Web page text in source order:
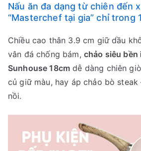
Nấu ăn đa dạng từ chiên đến
“Masterchef tại gia” chỉ trong
Chiều cao thân 3.9 cm giữ dầu
vân đá chống bám, chảo siêu bền
Sunhouse 18cm dễ dàng chiên
củ giữ màu, hay áp chảo bò steak
nồi.